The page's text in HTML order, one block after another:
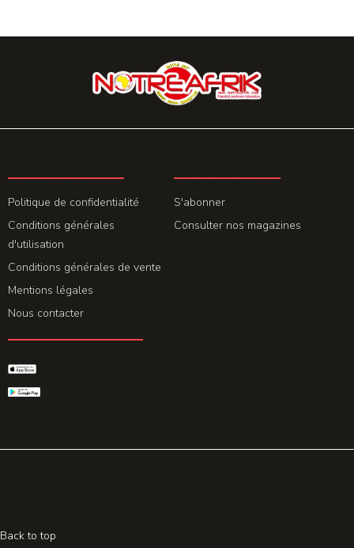
Politique de confidentialité
Conditions générales
d'utilisation
Conditions générales de vente
Mentions légales
Nous contacter
S'abonner
Consulter nos magazines
Back to top